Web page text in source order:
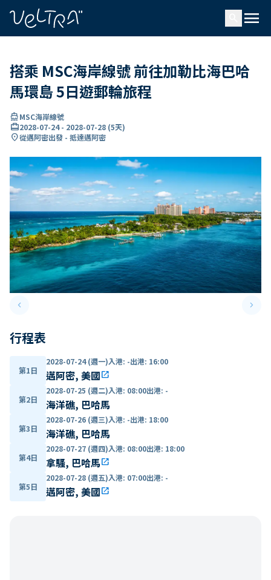
menu
搭乘 MSC海岸線號 前往加勒比海巴哈
馬環島 5日遊郵輪旅程
directions_boatMSC海岸線號
card_travel2028-07-24- 2028-07-28 (5天)
location_on從邁阿密出發 - 抵達邁阿密
keyboard_arrow_leftPrevious slide keyboard_arrow_right
行程表
第1日
2028-07-24 (週一)入港: -出港: 16:00
邁阿密, 美國open_in_new
第2日
2028-07-25 (週二)入港: 08:00出港: -
海洋礁, 巴哈馬
第3日
2028-07-26 (週三)入港: -出港: 18:00
海洋礁, 巴哈馬
第4日
2028-07-27 (週四)入港: 08:00出港: 18:00
拿騷, 巴哈馬open_in_new
第5日
2028-07-28 (週五)入港: 07:00出港: -
邁阿密, 美國open_in_new